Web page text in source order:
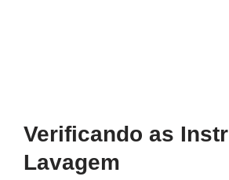
Verificando as
Lavagem